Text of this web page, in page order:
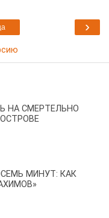
›
НА СМЕРТЕЛЬНО
МИНУТ: КАК